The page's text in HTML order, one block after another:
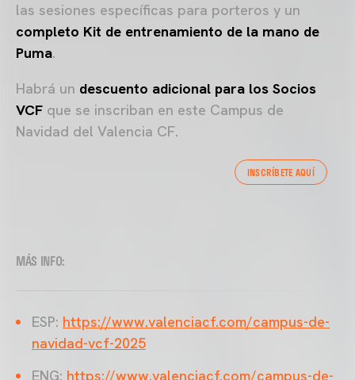
las sesiones específicas para porteros y un
completo Kit de entrenamiento de la mano de
Puma.
Habrá un descuento adicional para los Socios
VCF que se inscriban en este Campus de
Navidad del Valencia CF.
INSCRÍBETE AQUÍ
MÁS INFO:
ESP: https://www.valenciacf.com/campus-de-
navidad-vcf-2025
ENG: https://www.valenciacf.com/campus-de-